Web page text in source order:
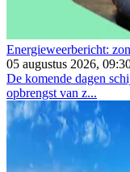
Energieweerbericht:
05 augustus 2026,
De komende dagen
opbrengst van z...